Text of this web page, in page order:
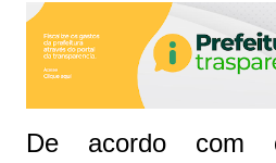
De acordo com